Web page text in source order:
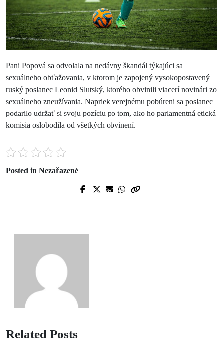
Pani Popová sa odvolala na nedávny škandál týkajúci sa
sexuálneho obťažovania, v ktorom je zapojený vysokopostavený
ruský poslanec Leonid Slutský, ktorého obvinili viacerí novinári zo
sexuálneho zneužívania. Napriek verejnému pobúreni sa poslanec
podarilo udržať si svoju pozíciu po tom, ako ho parlamentná etická
komisia oslobodila od všetkých obvinení.
Posted in Nezařazené
Prev Post
Related Posts